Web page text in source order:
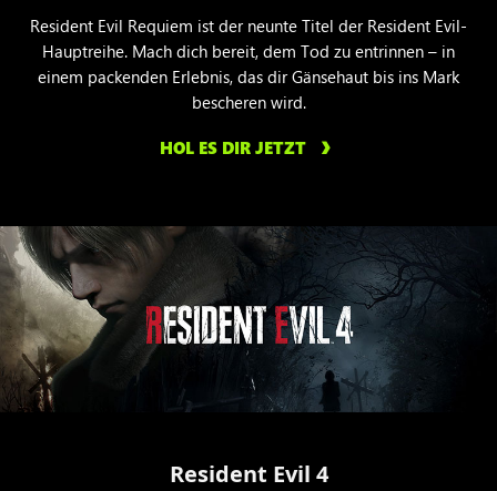
Resident Evil Requiem ist der neunte Titel der Resident Evil-
Hauptreihe. Mach dich bereit, dem Tod zu entrinnen – in
einem packenden Erlebnis, das dir Gänsehaut bis ins Mark
bescheren wird.
HOL ES DIR JETZT
Resident Evil 4